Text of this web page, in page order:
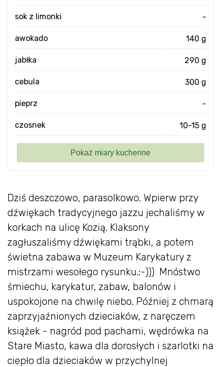
Dziś deszczowo, parasolkowo. Wpierw przy
dźwiękach tradycyjnego jazzu jechaliśmy w
korkach na ulicę Kozią. Klaksony
zagłuszaliśmy dźwiękami trąbki, a potem
świetna zabawa w Muzeum Karykatury z
mistrzami wesołego rysunku.:-))) Mnóstwo
śmiechu, karykatur, zabaw, balonów i
uspokojone na chwilę niebo. Później z chmarą
zaprzyjaźnionych dzieciaków, z naręczem
książek - nagród pod pachami, wędrówka na
Stare Miasto, kawa dla dorosłych i szarlotki na
ciepło dla dzieciaków w przychylnej
sok z limonki -
awokado 140 g
jabłka 290 g
cebula 300 g
pieprz -
czosnek 10-15 g